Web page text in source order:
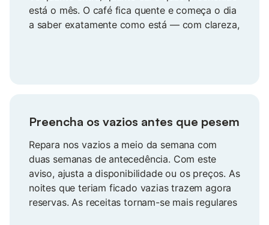
está o mês. O café fica quente e começa o dia
a saber exatamente como está — com clareza,
Preencha os vazios antes que pesem
Repara nos vazios a meio da semana com
duas semanas de antecedência. Com este
aviso, ajusta a disponibilidade ou os preços. As
noites que teriam ficado vazias trazem agora
reservas. As receitas tornam-se mais regulares